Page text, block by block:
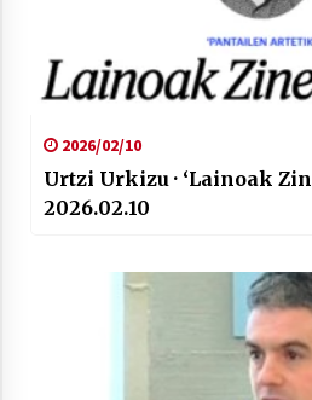
Arrosaren
Telebistaren
2021/06/30
2026/02/10
Urtzi Urkizu · ‘Lainoak
2026.02.10